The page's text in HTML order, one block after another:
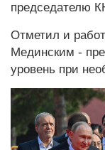
председателю
Отметил и
Мединским -
уровень при